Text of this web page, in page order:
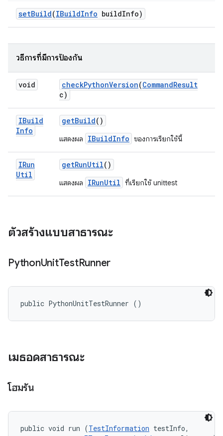
setBuild(IBuildInfo buildInfo)
วิธีการที่มีการป้องกัน
void checkPythonVersion(CommandResult
c)
IBuild
Info
getBuild()
แสดงผล IBuildInfo ของการเรียกใช้นี้
IRun
Util
getRunUtil()
แสดงผล IRunUtil ที่เรียกใช้ unittest
ตัวสร้างแบบสาธารณะ
PythonUnitTestRunner
public PythonUnitTestRunner ()
เมธอดสาธารณะ
โฮมรัน
public void run (TestInformation testInfo,